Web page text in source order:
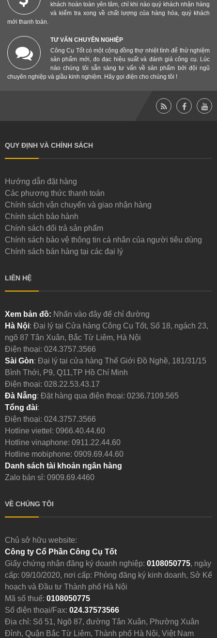
khách hoàn toàn yên tâm, chỉ khi nào quý khách nhận hàng
và kiểm tra xong về chất lượng của hàng hóa, quý khách
mới thanh toán.
TƯ VẤN CHUYÊN NGHIỆP
Công Cụ Tốt có một cộng đồng thợ nhiệt tình để thử nghiệm
sản phẩm mới, đo đạc hiệu suất và đánh giá công cụ. Lúc
nào chúng tôi sẵn sàng tư vấn về sản phẩm bởi đội ngũ
chuyên nghiệp và giầu kinh nghiệm. Hãy gọi điện cho chúng tôi !
QUY ĐỊNH VÀ CHÍNH SÁCH
Hướng dẫn đặt hàng
Các phương thức thanh toán
Chính sách vận chuyển và giao nhận hàng
Chính sách bảo hành
Chính sách đổi trả sản phẩm
Chính sách bảo vệ thông tin cá nhân của người tiêu dùng
Chính sách bán hàng tại các đại lý
LIÊN HỆ
Xem bản đồ: Nhấn vào đây để chỉ đường
Hà Nội: Đại lý tại Cửa hàng Công Cụ Tốt, Số 18, ngách 23,
ngõ 87 Tân Xuân, Bắc Từ Liêm, Hà Nội
Điện thoại: 024.3757.3566
Sài Gòn: Đại lý tại cửa hàng Thế Giới Đồ Nghề, 181/31/15
Bình Thới, P9, Q11,TP Hồ Chí Minh
Điện thoại: 028.22.53.43.17
Đà Nẵng: Đặt hàng qua điện thoại: 0236.7109.565
Tổng đài:
Điện thoại: 024.3757.3566
Hotline viettel: 0966.40.44.60
Hotline vinaphone: 0911.22.44.60
Hotline mobiphone: 0909.69.44.60
Danh sách tài khoản ngân hàng
Zalo bán sỉ: 0909.69.4460
VỀ CHÚNG TÔI
Chủ sở hữu website:
Công ty Cổ Phần Công Cụ Tốt
Giấy chứng nhận đăng ký doanh nghiệp: 0108050775, ngày
cấp: 09/10/2020, nơi cấp: Phòng đăng ký kinh doanh, Sở Kế
hoạch và Đầu tư Thành phố Hà Nội
Mã số thuế: 0108050775
Số điện thoại/Fax: 024.37573566
Địa chỉ: Số 51, Ngõ 87, đường Tân Xuân, Phường Xuân
Đỉnh, Quận Bắc Từ Liêm, Thành phố Hà Nội, Việt Nam